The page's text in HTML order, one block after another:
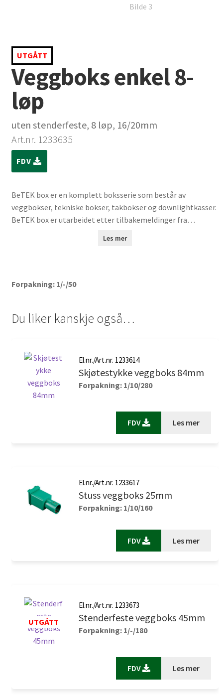
UTGÅTT
Veggboks enkel 8-
løp
uten stenderfeste, 8 løp, 16/20mm
Art.nr. 1233635
FDV
BeTEK box er en komplett boksserie som består av
veggbokser, tekniske bokser, takbokser og downlightkasser.
BeTEK box er utarbeidet etter tilbakemeldinger fra
Les mer
Forpakning: 1/-/50
Du liker kanskje også…
El.nr./Art.nr. 1233614
Skjøtestykke veggboks 84mm
Forpakning: 1/10/280
FDV Les mer
El.nr./Art.nr. 1233617
Stuss veggboks 25mm
Forpakning: 1/10/160
FDV Les mer
El.nr./Art.nr. 1233673
Stenderfeste veggboks 45mm
Forpakning: 1/-/180
FDV Les mer